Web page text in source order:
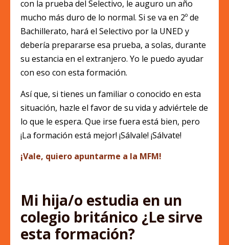
con la prueba del Selectivo, le auguro un año
mucho más duro de lo normal. Si se va en 2º de
Bachillerato, hará el Selectivo por la UNED y
debería prepararse esa prueba, a solas, durante
su estancia en el extranjero. Yo le puedo ayudar
con eso con esta formación.
Así que, si tienes un familiar o conocido en esta
situación, hazle el favor de su vida y adviértele de
lo que le espera. Que irse fuera está bien, pero
¡La formación está mejor! ¡Sálvale! ¡Sálvate!
¡Vale, quiero apuntarme a la MFM!
Mi hija/o estudia en un
colegio británico ¿Le sirve
esta formación?